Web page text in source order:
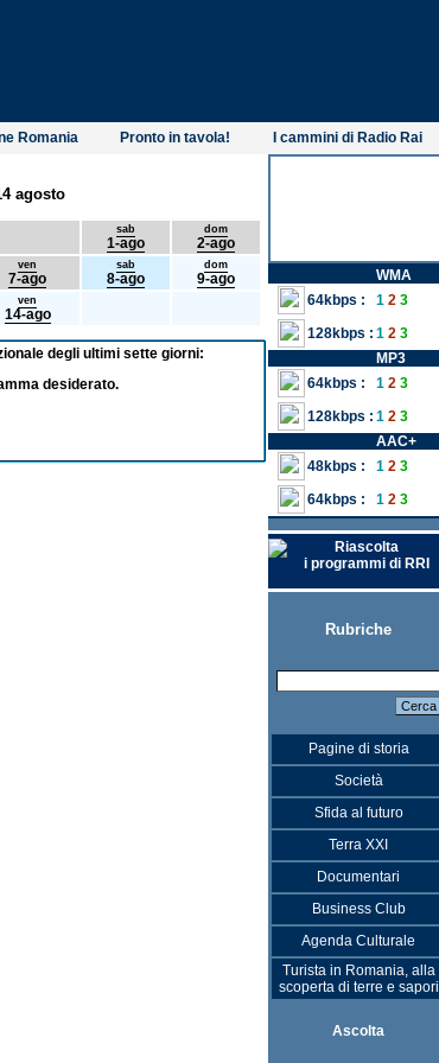
Romania Pronto in tavola!
I cammini di Radio Rai
agosto
sab
1-ago
dom
2-ago
ven
7-ago
sab
8-ago
dom
9-ago
ven
14-ago
degli ultimi sette giorni:
desiderato.
WMA
64kbps :
1 2 3
128kbps : 1 2 3
MP3
64kbps :
1 2 3
128kbps : 1 2 3
AAC+
48kbps :
1 2 3
64kbps :
1 2 3
Riascolta
i programmi di RRI
Rubriche
Pagine di storia
Società
Sfida al futuro
Terra XXI
Documentari
Business Club
Agenda Culturale
Turista in Romania, alla
scoperta di terre e sapori
Ascolta